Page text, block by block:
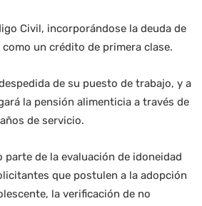
Civil, incorporándose la deuda de
un crédito de primera clase.
de su puesto de trabajo, y a
la pensión alimenticia a través de
de servicio.
parte de la evaluación de idoneidad
que postulen a la adopción
la verificación de no